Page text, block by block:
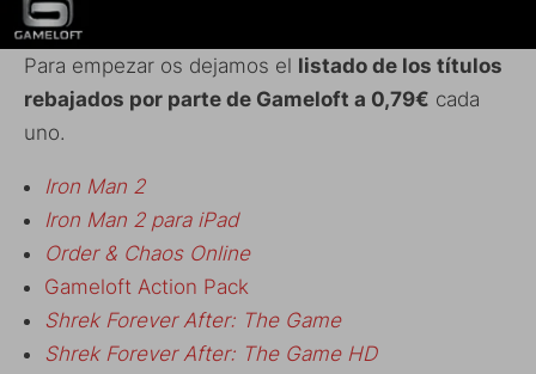
Para empezar os dejamos el listado de los títulos
rebajados por parte de Gameloft a 0,79€ cada
uno.
Iron Man 2
Iron Man 2 para iPad
Order & Chaos Online
Gameloft Action Pack
Shrek Forever After: The Game
Shrek Forever After: The Game HD